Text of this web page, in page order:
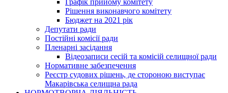
Графік прийому комітету
Рішення виконавчого комітету
Бюджет на 2021 рік
Депутати ради
Постійні комісії ради
Пленарні засідання
Відеозаписи сесій та комісій селищної ради
Нормативне забезпечення
Реєстр судових рішень, де стороною виступає
Макарівська селищна рада